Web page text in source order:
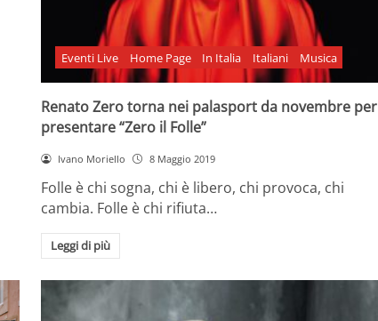
Eventi Live Home Page In Italia Italiani Musica
Renato Zero torna nei palasport da novembre per
presentare “Zero il Folle”
Ivano Moriello 8 Maggio 2019
Folle è chi sogna, chi è libero, chi provoca, chi
cambia. Folle è chi rifiuta…
Leggi di più